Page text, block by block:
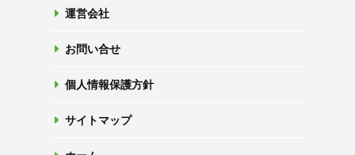
運営会社
お問い合せ
個人情報保護方針
サイトマップ